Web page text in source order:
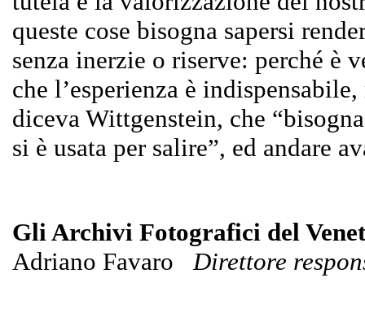
queste cose bisogna sapersi
senza inerzie o riserve: perché è
che l’esperienza è
diceva Wittgenstein, che
si è usata per salire”, ed andare
Gli Archivi Fotografici del
Adriano Favaro Direttore